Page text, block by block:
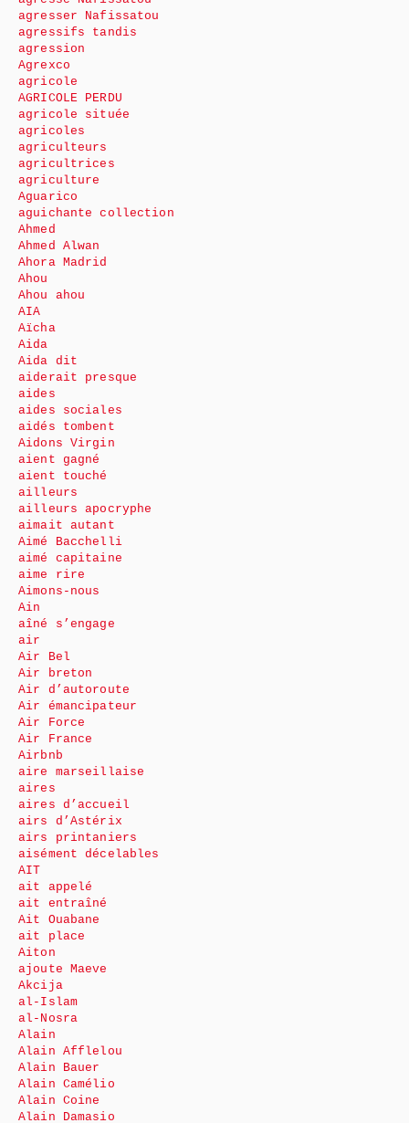
agresser Nafissatou
agressifs tandis
agression
Agrexco
agricole
AGRICOLE PERDU
agricole située
agricoles
agriculteurs
agricultrices
agriculture
Aguarico
aguichante collection
Ahmed
Ahmed Alwan
Ahora Madrid
Ahou
Ahou ahou
AIA
Aïcha
Aida
Aida dit
aiderait presque
aides
aides sociales
aidés tombent
Aidons Virgin
aient gagné
aient touché
ailleurs
ailleurs apocryphe
aimait autant
Aimé Bacchelli
aimé capitaine
aime rire
Aimons-nous
Ain
aîné s’engage
air
Air Bel
Air breton
Air d’autoroute
Air émancipateur
Air Force
Air France
Airbnb
aire marseillaise
aires
aires d’accueil
airs d’Astérix
airs printaniers
aisément décelables
AIT
ait appelé
ait entraîné
Ait Ouabane
ait place
Aiton
ajoute Maeve
Akcija
al-Islam
al-Nosra
Alain
Alain Afflelou
Alain Bauer
Alain Camélio
Alain Coine
Alain Damasio